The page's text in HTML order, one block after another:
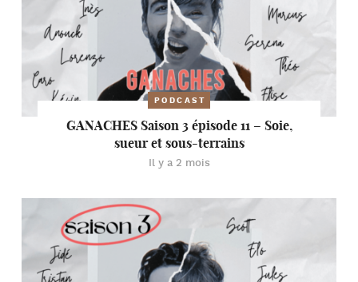
PODCAST
GANACHES Saison 3 épisode 11 – Soie,
sueur et sous-terrains
Il y a 2 mois